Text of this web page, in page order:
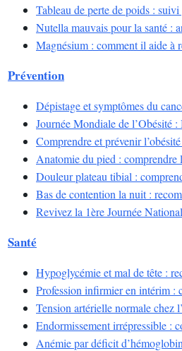
Tableau de perte de poids :
Nutella mauvais pour la santé :
Magnésium : comment il aide à
Prévention
Dépistage et symptômes du
Journée Mondiale de l’Obésité
Comprendre et prévenir
Anatomie du pied : comprendre
Douleur plateau tibial :
Bas de contention la nuit :
Revivez la 1ère Journée
Santé
Hypoglycémie et mal de tête :
Profession infirmier en intérim :
Tension artérielle normale chez
Endormissement irrépressible :
Anémie par déficit